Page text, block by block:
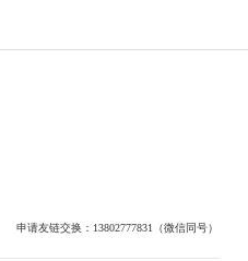
申请友链交换：13802777831（微信同号）